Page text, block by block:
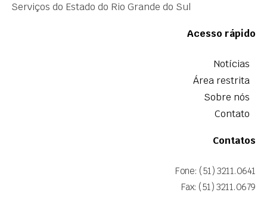
Serviços do Estado do Rio Grande do Sul
Acesso rápido
Notícias
Área restrita
Sobre nós
Contato
Contatos
Fone: (51) 3211.0641
Fax: (51) 3211.0679